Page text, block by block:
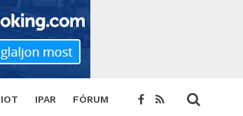
IOT IPAR FÓRUM